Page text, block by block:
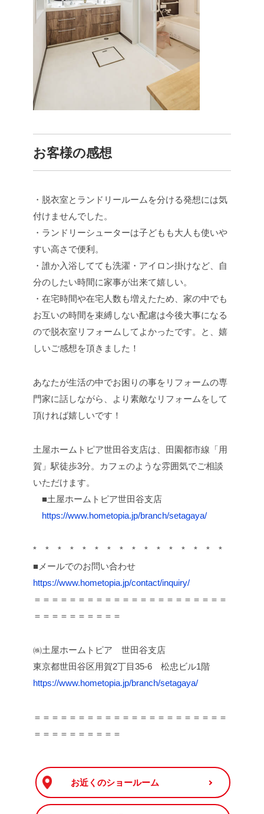
お客様の感想
・脱衣室とランドリールームを分ける発想には気
付けませんでした。
・ランドリーシューターは子どもも大人も使いや
すい高さで便利。
・誰か入浴してても洗濯・アイロン掛けなど、自
分のしたい時間に家事が出来て嬉しい。
・在宅時間や在宅人数も増えたため、家の中でも
お互いの時間を束縛しない配慮は今後大事になる
ので脱衣室リフォームしてよかったです。と、嬉
しいご感想を頂きました！
あなたが生活の中でお困りの事をリフォームの専
門家に話しながら、より素敵なリフォームをして
頂ければ嬉しいです！
土屋ホームトピア世田谷支店は、田園都市線「用
賀」駅徒歩3分。カフェのような雰囲気でご相談
いただけます。
■土屋ホームトピア世田谷支店
https://www.hometopia.jp/branch/setagaya/
* * * * * * * * * * * * * * * *
■メールでのお問い合わせ
https://www.hometopia.jp/contact/inquiry/
＝＝＝＝＝＝＝＝＝＝＝＝＝＝＝＝＝＝＝＝＝＝
＝＝＝＝＝＝＝＝＝＝
㈱土屋ホームトピア 世田谷支店
東京都世田谷区用賀2丁目35-6 松忠ビル1階
https://www.hometopia.jp/branch/setagaya/
＝＝＝＝＝＝＝＝＝＝＝＝＝＝＝＝＝＝＝＝＝＝
＝＝＝＝＝＝＝＝＝＝
お近くのショールーム